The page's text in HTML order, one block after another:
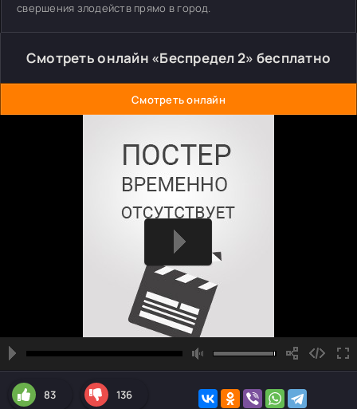
свершения злодейств прямо в город.
Смотреть онлайн «Беспредел 2» бесплатно
Смотреть онлайн
83 136